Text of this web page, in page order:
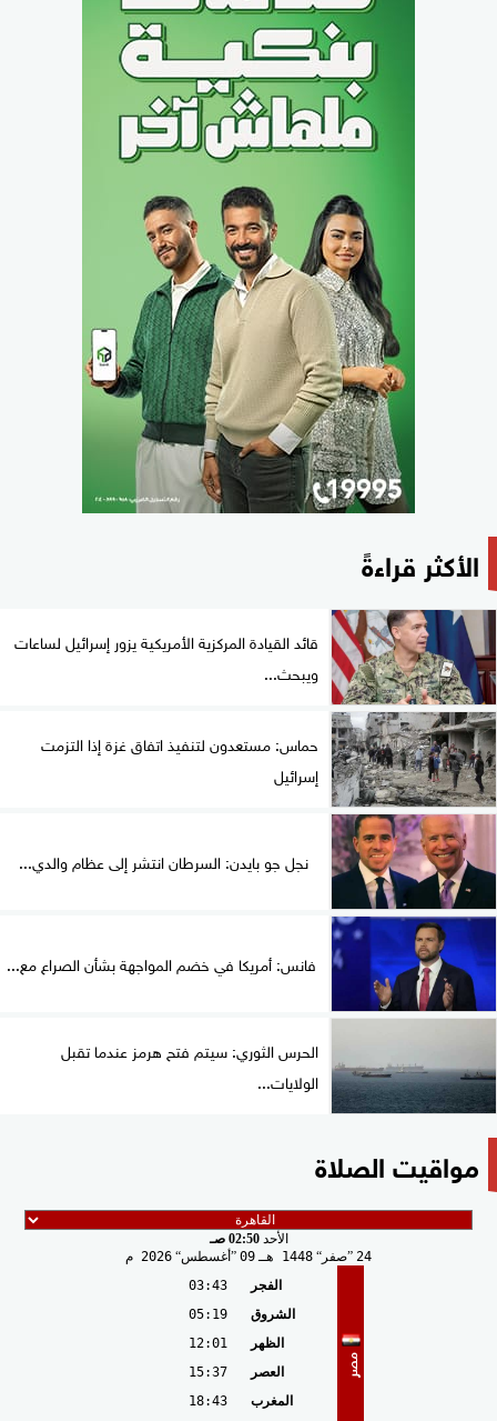
الأكثر قراءةً
قائد القيادة المركزية الأمريكية يزور إسرائيل لساعات
ويبحث...
حماس: مستعدون لتنفيذ اتفاق غزة إذا التزمت
إسرائيل
نجل جو بايدن: السرطان انتشر إلى عظام والدي...
فانس: أمريكا في خضم المواجهة بشأن الصراع مع...
الحرس الثوري: سيتم فتح هرمز عندما تقبل
الولايات...
مواقيت الصلاة
الأحد02:50 صـ
24 صفر 1448 هـ 09 أغسطس 2026 م
مصر
الفجر
03:43
الشروق
05:19
الظهر
12:01
العصر
15:37
المغرب
18:43